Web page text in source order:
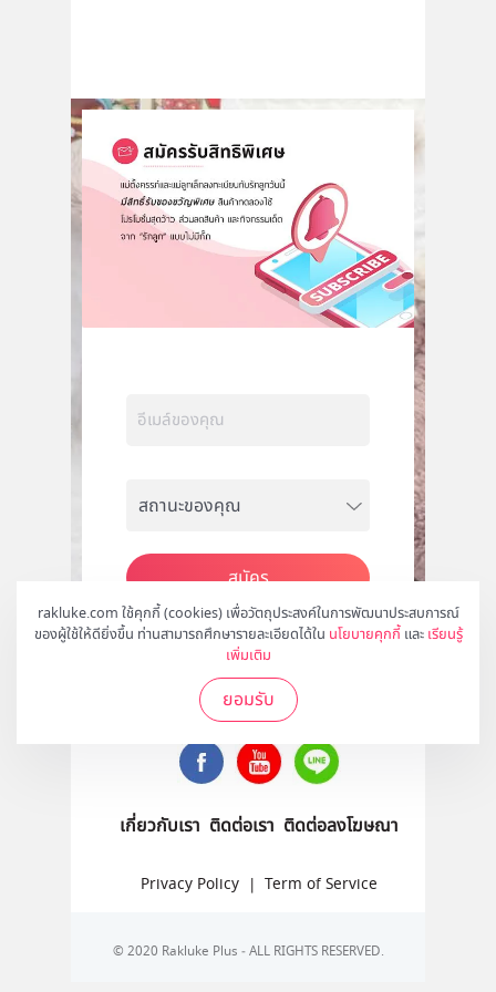
rakluke.com ใช้คุกกี้ (cookies) เพื่อวัตถุประสงค์ในการพัฒนาประสบการณ์
ของผู้ใช้ให้ดียิ่งขึ้น ท่านสามารถศึกษารายละเอียดได้ใน นโยบายคุกกี้ และ เรียนรู้
เพิ่มเติม
ยอมรับ
สมัคร
ติดตามเราได้ที่
เกี่ยวกับเรา ติดต่อเรา ติดต่อลงโฆษณา
Privacy Policy | Term of Service
© 2020 Rakluke Plus - ALL RIGHTS RESERVED.